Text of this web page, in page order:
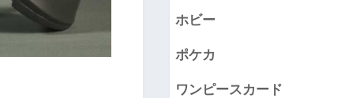
ホビー
ポケカ
ワンピースカード